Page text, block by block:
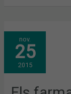
nov.
25
2015
ELS
CONTRA
LA
VIOLÈNCIA
DE